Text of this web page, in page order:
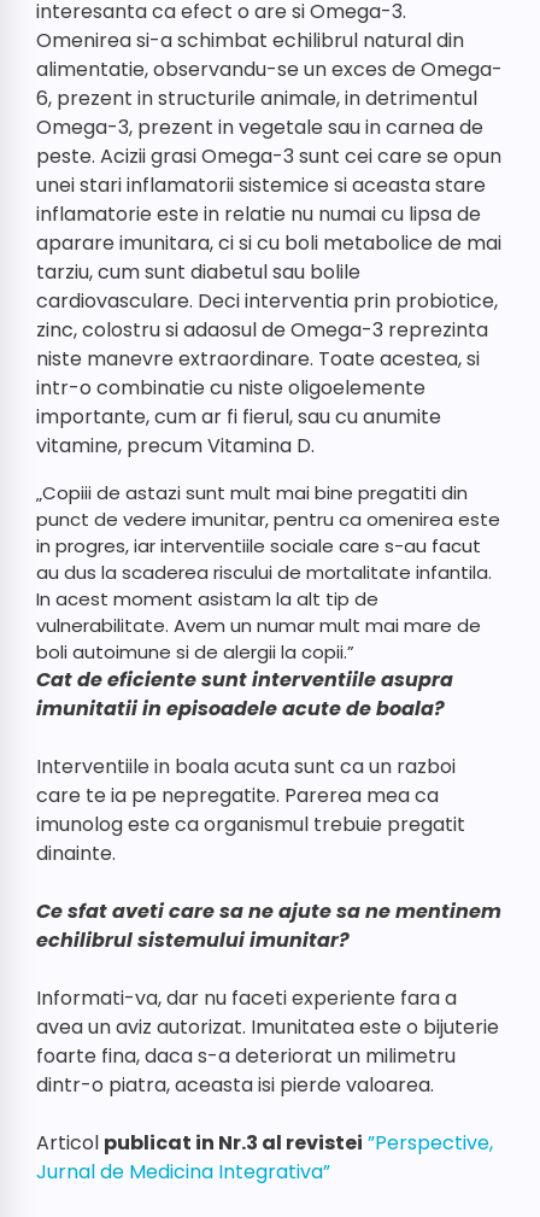
interesanta ca efect o are si Omega-3.
Omenirea si-a schimbat echilibrul natural din
alimentatie, observandu-se un exces de Omega-
6, prezent in structurile animale, in detrimentul
Omega-3, prezent in vegetale sau in carnea de
peste. Acizii grasi Omega-3 sunt cei care se opun
unei stari inflamatorii sistemice si aceasta stare
inflamatorie este in relatie nu numai cu lipsa de
aparare imunitara, ci si cu boli metabolice de mai
tarziu, cum sunt diabetul sau bolile
cardiovasculare. Deci interventia prin probiotice,
zinc, colostru si adaosul de Omega-3 reprezinta
niste manevre extraordinare. Toate acestea, si
intr-o combinatie cu niste oligoelemente
importante, cum ar fi fierul, sau cu anumite
vitamine, precum Vitamina D.
„Copiii de astazi sunt mult mai bine pregatiti din
punct de vedere imunitar, pentru ca omenirea este
in progres, iar interventiile sociale care s-au facut
au dus la scaderea riscului de mortalitate infantila.
In acest moment asistam la alt tip de
vulnerabilitate. Avem un numar mult mai mare de
boli autoimune si de alergii la copii.”
Cat de eficiente sunt interventiile asupra
imunitatii in episoadele acute de boala?
Interventiile in boala acuta sunt ca un razboi
care te ia pe nepregatite. Parerea mea ca
imunolog este ca organismul trebuie pregatit
dinainte.
Ce sfat aveti care sa ne ajute sa ne mentinem
echilibrul sistemului imunitar?
Informati-va, dar nu faceti experiente fara a
avea un aviz autorizat. Imunitatea este o bijuterie
foarte fina, daca s-a deteriorat un milimetru
dintr-o piatra, aceasta isi pierde valoarea.
Articol publicat in Nr.3 al revistei ”Perspective,
Jurnal de Medicina Integrativa”